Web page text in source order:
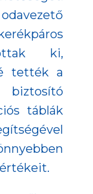
ki,
tették a
biztosító
táblák